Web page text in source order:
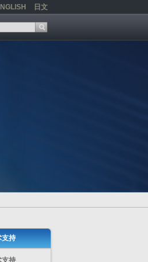
日文
支持
支持